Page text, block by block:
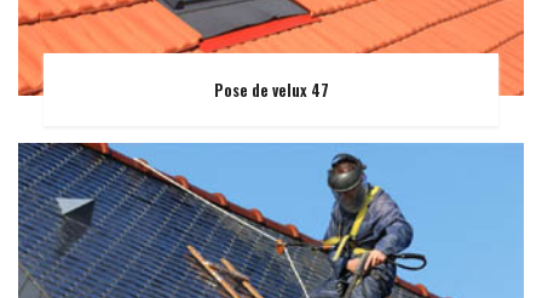
Pose de velux 47